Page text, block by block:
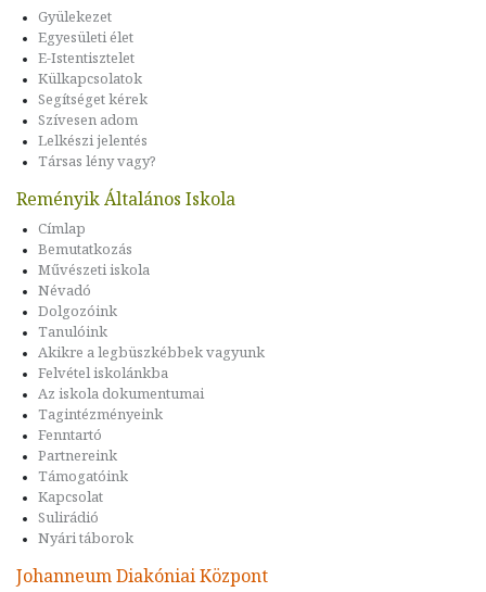
Gyülekezet
Egyesületi élet
E-Istentisztelet
Külkapcsolatok
Segítséget kérek
Szívesen adom
Lelkészi jelentés
Társas lény vagy?
Reményik Általános Iskola
Címlap
Bemutatkozás
Művészeti iskola
Névadó
Dolgozóink
Tanulóink
Akikre a legbüszkébbek vagyunk
Felvétel iskolánkba
Az iskola dokumentumai
Tagintézményeink
Fenntartó
Partnereink
Támogatóink
Kapcsolat
Sulirádió
Nyári táborok
Johanneum Diakóniai Központ